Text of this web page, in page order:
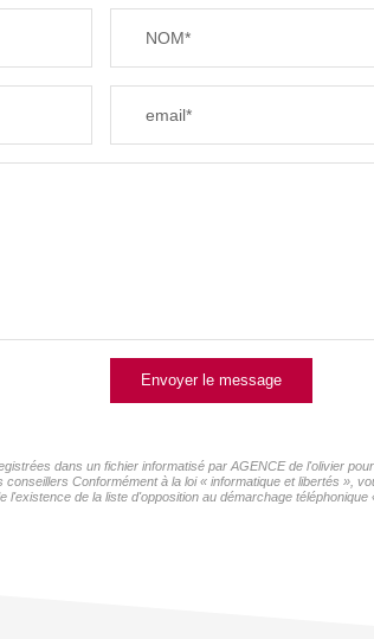
NOM*
email*
Envoyer le message
dans un fichier informatisé par AGENCE de l'olivier
Conformément à la loi « informatique et libertés
de la liste d'opposition au démarchage